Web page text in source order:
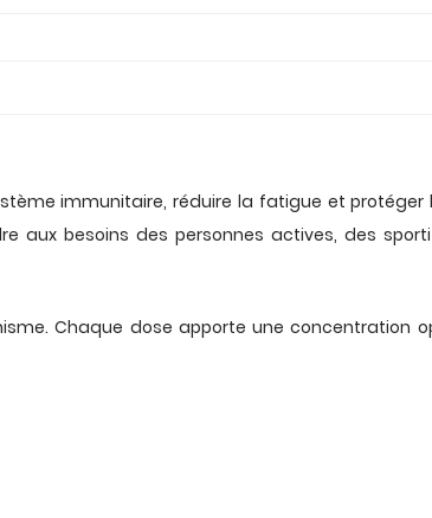
immunitaire, réduire la fatigue et protéger
aux besoins des personnes actives, des
Chaque dose apporte une concentration